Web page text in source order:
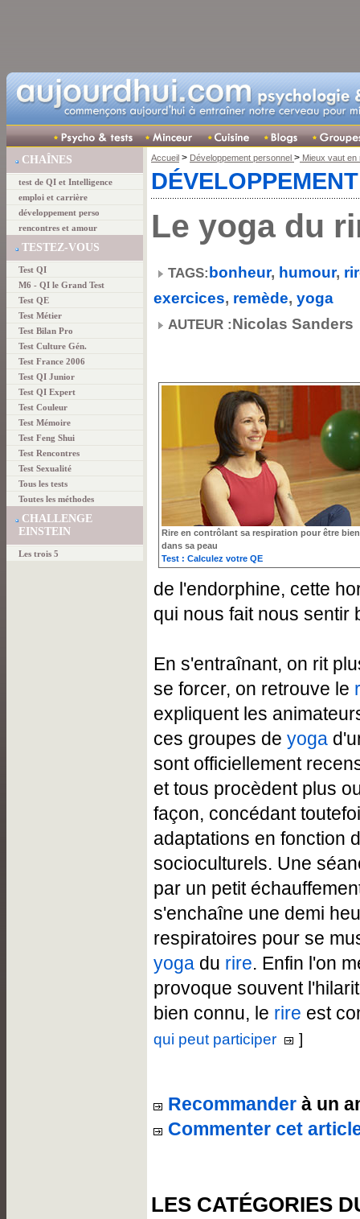
CHAÎNES
test de QI et Intelligence
emploi et carrière
développement perso
rencontres et amour
TESTEZ-VOUS
Test QI
M6 - QI le Grand Test
Test QE
Test Métier
Test Bilan Pro
Test Culture Gén.
Test France 2006
Test QI Junior
Test QI Expert
Test Couleur
Test Mémoire
Test Feng Shui
Test Rencontres
Test Sexualité
Tous les tests
Toutes les méthodes
CHALLENGE
EINSTEIN
Les trois 5
Accueil > Développement personnel > Mieux vaut en
Le yoga du
TAGS:bonheur, humour,
exercices, remède, yoga
AUTEUR :Nicolas Sanders
Rire en contrôlant sa respiration pour être bien
dans sa peau
Test : Calculez votre QE
de l'endorphine, cette
qui nous fait nous sentir
En s'entraînant, on rit
se forcer, on retrouve le
expliquent les
ces groupes de yoga
sont officiellement
et tous procèdent plus
façon, concédant
adaptations en fonction
socioculturels. Une
par un petit
s'enchaîne une demi
respiratoires pour se
yoga du rire. Enfin l'on
provoque souvent
bien connu, le rire est
qui peut participer ]
Recommander à un
Commenter cet
LES CATÉGORIES